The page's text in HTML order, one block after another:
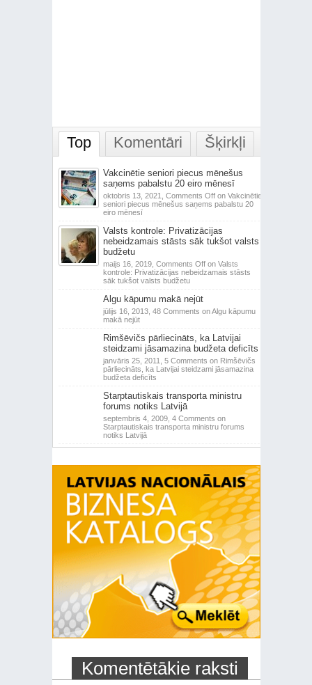
Top Komentāri Šķirkļi
Vakcinētie seniori piecus mēnešus
saņems pabalstu 20 eiro mēnesī
oktobris 13, 2021, Comments Offon Vakcinētie
seniori piecus mēnešus saņems pabalstu 20
eiro mēnesī
Valsts kontrole: Privatizācijas
nebeidzamais stāsts sāk tukšot valsts
budžetu
maijs 16, 2019, Comments Offon Valsts
kontrole: Privatizācijas nebeidzamais stāsts
sāk tukšot valsts budžetu
Algu kāpumu makā nejūt
jūlijs 16, 2013, 48 Comments on Algu kāpumu
makā nejūt
Rimšēvičs pārliecināts, ka Latvijai
steidzami jāsamazina budžeta deficīts
janvāris 25, 2011, 5 Comments on Rimšēvičs
pārliecināts, ka Latvijai steidzami jāsamazina
budžeta deficīts
Starptautiskais transporta ministru
forums notiks Latvijā
septembris 4, 2009, 4 Comments on
Starptautiskais transporta ministru forums
notiks Latvijā
Komentētākie raksti